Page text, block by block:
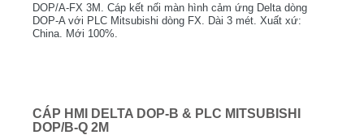
DOP/A-FX 3M. Cáp kết nối màn hình cảm ứng Delta dòng
DOP-A với PLC Mitsubishi dòng FX. Dài 3 mét. Xuất xứ:
China. Mới 100%.
CÁP HMI DELTA DOP-B & PLC MITSUBISHI
DOP/B-Q 2M